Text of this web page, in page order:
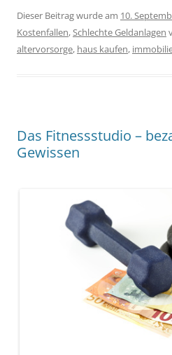
Dieser Beitrag wurde am 10.
Kostenfallen,Schlechte Geldanlagen
altervorsorge, haus kaufen,
Das Fitnessstudio –
Gewissen